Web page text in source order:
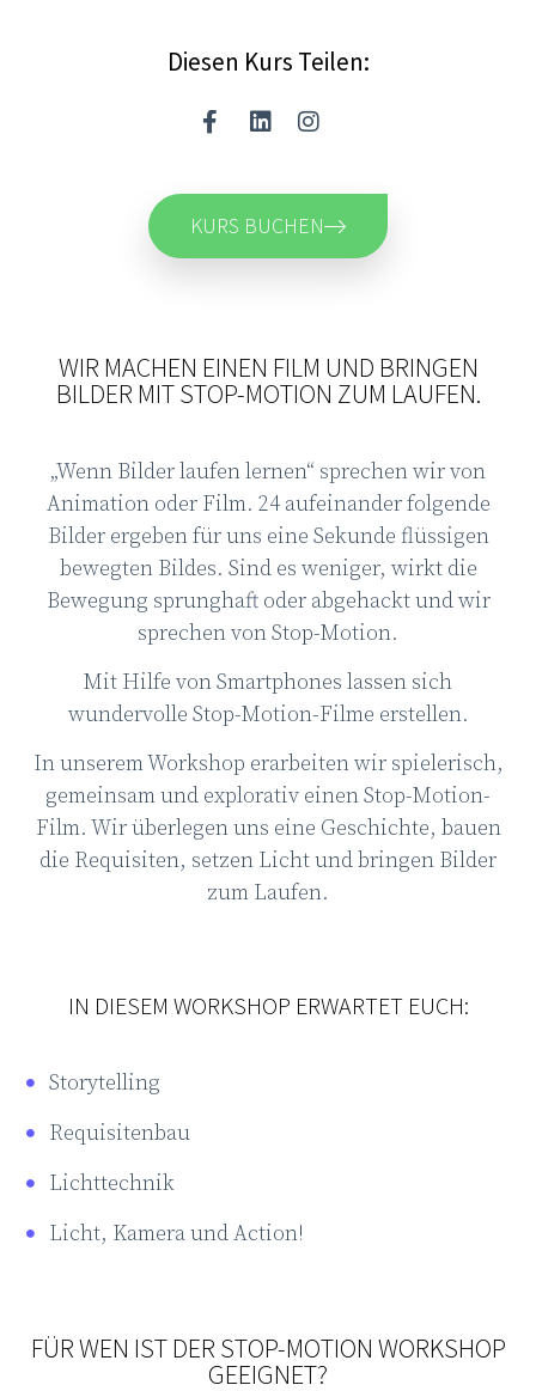
Diesen Kurs Teilen:
KURS BUCHEN
WIR MACHEN EINEN FILM UND BRINGEN
BILDER MIT STOP-MOTION ZUM LAUFEN.
„Wenn Bilder laufen lernen“ sprechen wir von
Animation oder Film. 24 aufeinander folgende
Bilder ergeben für uns eine Sekunde flüssigen
bewegten Bildes. Sind es weniger, wirkt die
Bewegung sprunghaft oder abgehackt und wir
sprechen von Stop-Motion.
Mit Hilfe von Smartphones lassen sich
wundervolle Stop-Motion-Filme erstellen.
In unserem Workshop erarbeiten wir spielerisch,
gemeinsam und explorativ einen Stop-Motion-
Film. Wir überlegen uns eine Geschichte, bauen
die Requisiten, setzen Licht und bringen Bilder
zum Laufen.
IN DIESEM WORKSHOP ERWARTET EUCH:
Storytelling
Requisitenbau
Lichttechnik
Licht, Kamera und Action!
FÜR WEN IST DER STOP-MOTION WORKSHOP
GEEIGNET?